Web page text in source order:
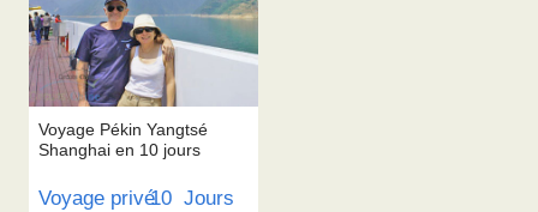
Voyage Pékin Yangtsé
Shanghai en 10 jours
Voyage privé10 Jours